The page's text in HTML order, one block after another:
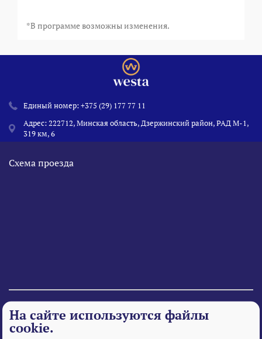
*В программе возможны изменения.
Единый номер:+375 (29) 177 77 11
Адрес: 222712, Минская область, Дзержинский район, РАД М-1,
319 км, 6
Схема проезда
© 1995 - 2026 «Веста» Все права защищены.
На сайте используются файлы
cookie.